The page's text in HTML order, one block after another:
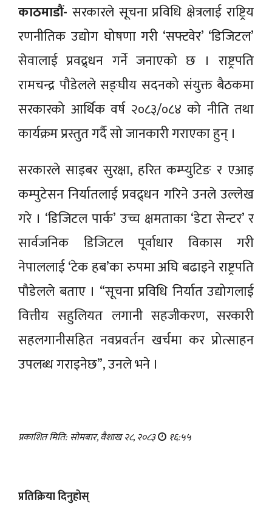
काठमाडौं- सरकारले सूचना प्रविधि क्षेत्रलाई राष्ट्रिय
रणनीतिक उद्योग घोषणा गरी ‘सफ्टवेर’ ‘डिजिटल’
सेवालाई प्रवद्र्धन गर्ने जनाएको छ । राष्ट्रपति
रामचन्द्र पौडेलले सङ्घीय सदनको संयुक्त बैठकमा
सरकारको आर्थिक वर्ष २०८३/०८४ को नीति तथा
कार्यक्रम प्रस्तुत गर्दै सो जानकारी गराएका हुन् ।
सरकारले साइबर सुरक्षा, हरित कम्प्युटिङ र एआइ
कम्पुटेसन निर्यातलाई प्रवद्र्धन गरिने उनले उल्लेख
गरे । ‘डिजिटल पार्क’ उच्च क्षमताका ‘डेटा सेन्टर’ र
सार्वजनिक डिजिटल पूर्वाधार विकास गरी
नेपाललाई ‘टेक हब’का रुपमा अघि बढाइने राष्ट्रपति
पौडेलले बताए । “सूचना प्रविधि निर्यात उद्योगलाई
वित्तीय सहुलियत लगानी सहजीकरण, सरकारी
सहलगानीसहित नवप्रवर्तन खर्चमा कर प्रोत्साहन
उपलब्ध गराइनेछ”, उनले भने ।
प्रकाशित मिति: सोमबार, वैशाख २८, २०८३ १६:५५
प्रतिक्रिया दिनुहोस्